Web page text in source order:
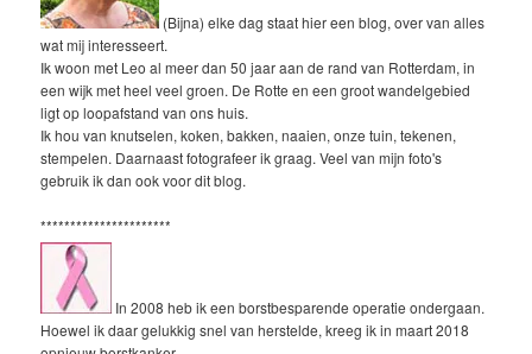
(Bijna) elke dag staat hier een blog, over van alles
wat mij interesseert.
Ik woon met Leo al meer dan 50 jaar aan de rand van Rotterdam, in
een wijk met heel veel groen. De Rotte en een groot wandelgebied
ligt op loopafstand van ons huis.
Ik hou van knutselen, koken, bakken, naaien, onze tuin, tekenen,
stempelen. Daarnaast fotografeer ik graag. Veel van mijn foto's
gebruik ik dan ook voor dit blog.
**********************
In 2008 heb ik een borstbesparende operatie ondergaan.
Hoewel ik daar gelukkig snel van herstelde, kreeg ik in maart 2018